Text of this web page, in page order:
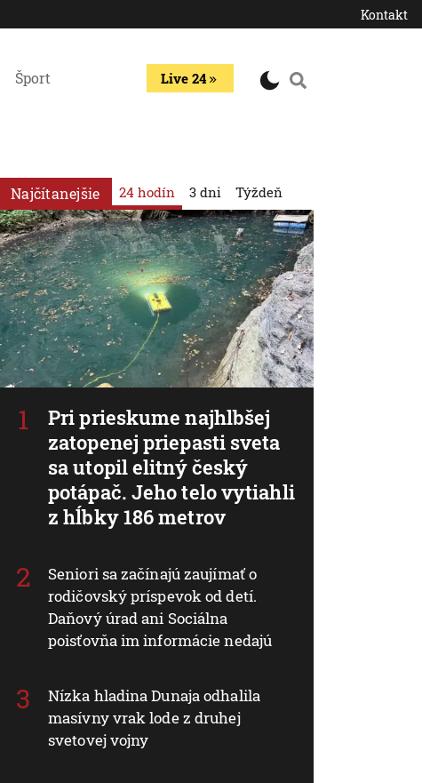
Kontakt
Šport Live 24
Najčítanejšie 24 hodín
Pri prieskume najhlbšej
zatopenej priepasti sveta
sa utopil elitný český
potápač. Jeho telo vytiahli
z hĺbky 186 metrov
Seniori sa začínajú zaujímať o
rodičovský príspevok od detí.
Daňový úrad ani Sociálna
poisťovňa im informácie nedajú
Nízka hladina Dunaja odhalila
masívny vrak lode z druhej
svetovej vojny
3 dni Týždeň